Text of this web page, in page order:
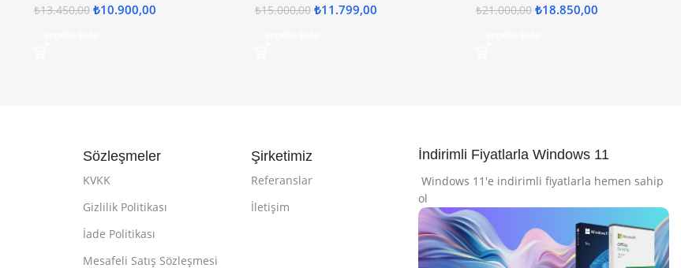
₺13.450,00 ₺10.900,00 ₺15.000,00 ₺11.799,00 ₺21.000,00 ₺18.850,00
Sözleşmeler
KVKK
Gizlilik Politikası
İade Politikası
Mesafeli Satış Sözleşmesi
Şirketimiz
Referanslar
İletişim
İndirimli Fiyatlarla Windows 11
Windows 11'e indirimli fiyatlarla hemen sahip
ol